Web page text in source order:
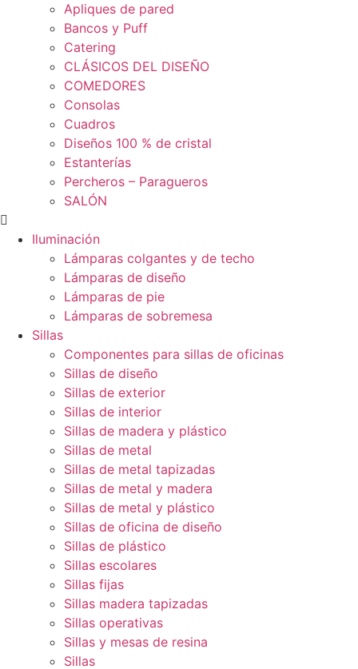
Apliques de pared
Bancos y Puff
Catering
CLÁSICOS DEL DISEÑO
COMEDORES
Consolas
Cuadros
Diseños 100 % de cristal
Estanterías
Percheros – Paragueros
SALÓN
Iluminación
Lámparas colgantes y de techo
Lámparas de diseño
Lámparas de pie
Lámparas de sobremesa
Sillas
Componentes para sillas de oficinas
Sillas de diseño
Sillas de exterior
Sillas de interior
Sillas de madera y plástico
Sillas de metal
Sillas de metal tapizadas
Sillas de metal y madera
Sillas de metal y plástico
Sillas de oficina de diseño
Sillas de plástico
Sillas escolares
Sillas fijas
Sillas madera tapizadas
Sillas operativas
Sillas y mesas de resina
Sillas